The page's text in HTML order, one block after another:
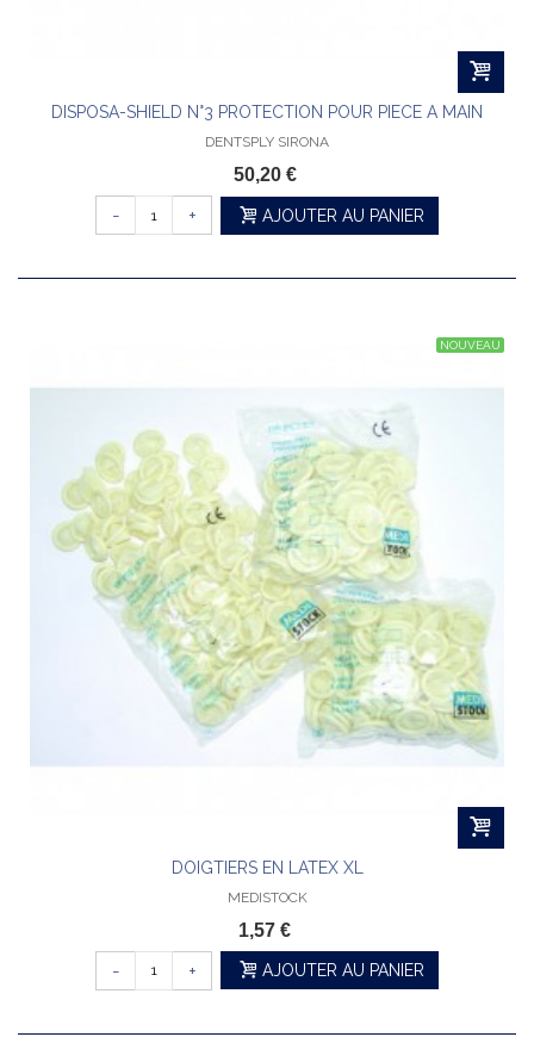
DISPOSA-SHIELD N°3 PROTECTION POUR PIECE A MAIN
DENTSPLY SIRONA
50,20 €
- + AJOUTER AU PANIER
NOUVEAU
DOIGTIERS EN LATEX XL
MEDISTOCK
1,57 €
- + AJOUTER AU PANIER